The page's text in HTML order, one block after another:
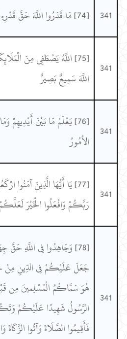
341 [74] مَا قَدَرُوا اللَّهَ حَقَّ قَدْرِهِ إِنَّ اللَّهَ لَقَوِيٌّ عَزِيزٌ
341
[75] اللَّهُ يَصْطَفِي مِنَ
اللَّهَ سَمِيعٌ بَصِيرٌ
341
[76] يَعْلَمُ مَا بَيْنَ أَيْدِيهِمْ
الأمُورُ
341
[77] يَا أَيُّهَا الَّذِينَ آمَنُوا
رَبَّكُمْ وَافْعَلُوا الْخَيْرَ
341
[78] وَجَاهِدُوا فِي اللَّهِ
جَعَلَ عَلَيْكُمْ فِي الدِّينِ مِنْ
هُوَ سَمَّاكُمُ الْمُسْلِمينَ مِن
الرَّسُولُ شَهِيدًا عَلَيْكُمْ
فَأَقِيمُوا الصَّلَاةَ وَآتُوا